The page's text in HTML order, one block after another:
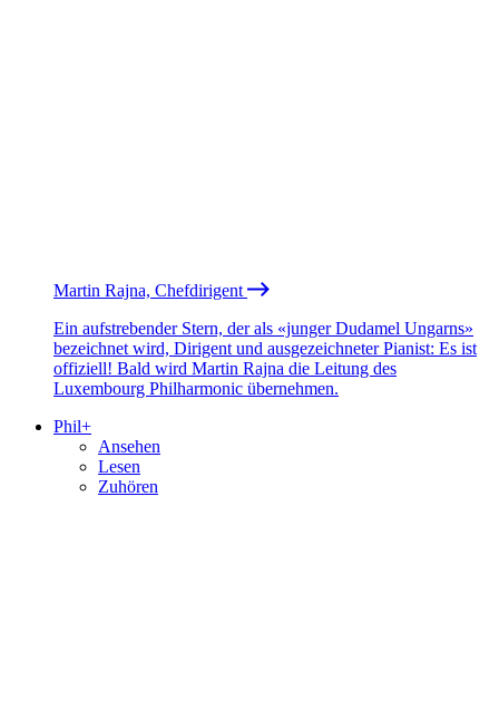
Martin Rajna, Chefdirigent
Ein aufstrebender Stern, der als «junger Dudamel Ungarns»
bezeichnet wird, Dirigent und ausgezeichneter Pianist: Es ist
offiziell! Bald wird Martin Rajna die Leitung des
Luxembourg Philharmonic übernehmen.
Phil+
Ansehen
Lesen
Zuhören